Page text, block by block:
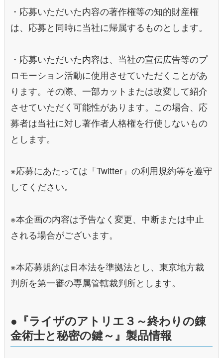
・応募いただいた内容の著作権等の知的財産権
は、応募と同時に当社に帰属するものとします。
・応募いただいた内容は、当社の宣伝広告等のプ
ロモーション活動に使用させていただくことがあ
ります。その際、一部カットまたは改変して紹介
させていただく可能性があります。この場合、応
募者は当社に対し著作者人格権を行使しないもの
とします。
※応募にあたっては「Twitter」の利用規約等を遵守
してください。
※本企画の内容は予告なく変更、中断または中止
される場合がございます。
※本応募規約は日本法を準拠法とし、東京地方裁
判所を第一審の専属管轄裁判所とします。
●『ライザのアトリエ３～終わりの錬
金術士と秘密の鍵～』製品情報